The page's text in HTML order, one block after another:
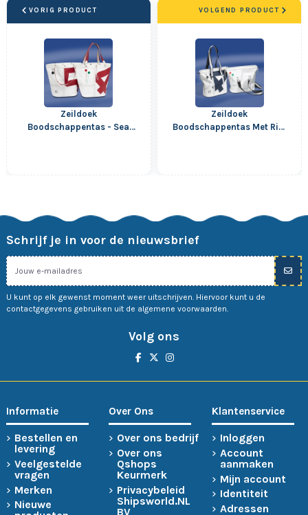
VORIG PRODUCT
Zeildoek
Boodschappentas - Sea
Zeildoek
Boodschappentas Met Rits
VOLGEND PRODUCT
Schrijf je in voor de nieuwsbrief
U kunt op elk gewenst moment weer uitschrijven. Hiervoor kunt u de
contactgegevens gebruiken uit de algemene voorwaarden.
Volg ons
Informatie
Bestellen en
levering
Veelgestelde
vragen
Merken
Nieuwe
Over Ons
Over ons bedrijf
Over ons
Qshops
Keurmerk
Privacybeleid
Shipsworld.NL
BV
Klantenservice
Inloggen
Account
aanmaken
Mijn account
Identiteit
Adressen